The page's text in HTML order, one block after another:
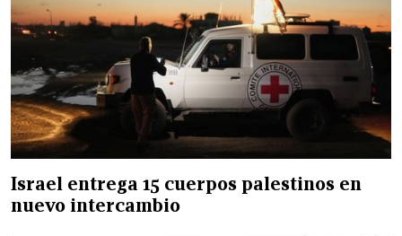
Israel entrega 15 cuerpos palestinos en
nuevo intercambio